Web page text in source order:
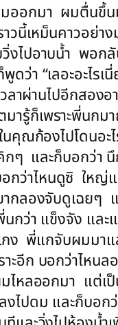
ออกมา ผมตื่นขึ้
นี้เหม็นคาวอย่
ไปอาบน้ำ พอ
ว่า “เลอะอะไ
ลาผ่านไปอีกสอ
ารู้ก็เพราะพี่น
ณก้องไปโดนอะ
ๆ และก็บอกว่า
ว่าไหนดูซิ ให
ลองจับดูเฉยๆ
ว่า แข็งจัง แล
กง พี่แกจับผมม
อีก บอกว่าไหน
ไหลออกมา แต่
ปดม และก็บอก